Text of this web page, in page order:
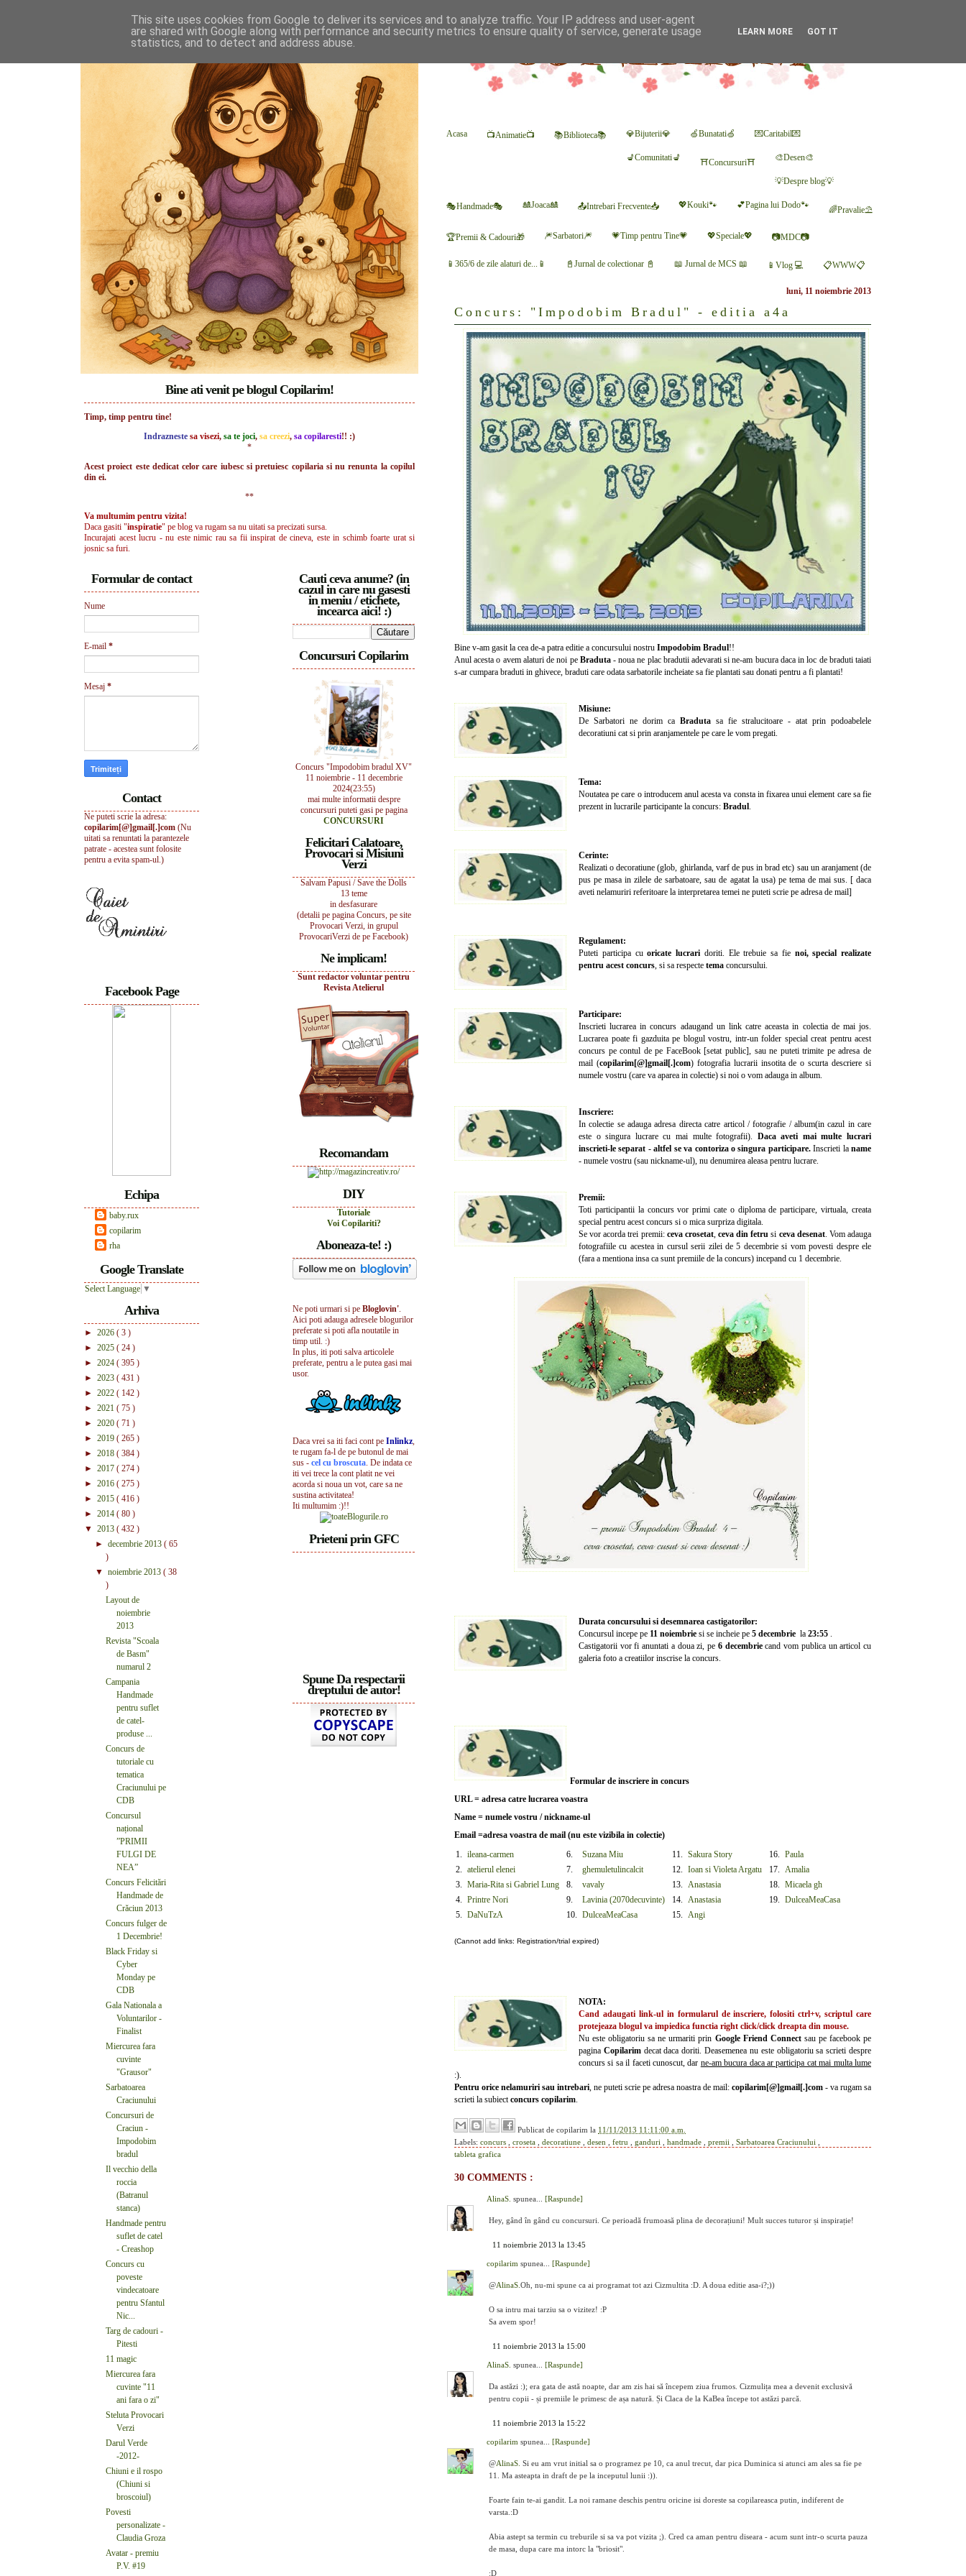
Acasa 📺Animatie📺 📚Biblioteca📚 💎Bijuterii💎 🍏Bunatati🍏 💌Caritabil💌
💺Comunitati💺 ⛩Concursuri⛩ 🎨Desen🎨
💡Despre blog💡
🎭Handmade🎭 🎎Joaca🎎 📤Intrebari Frecvente📥 💖Kouki🐾 💕Pagina lui Dodo🐾 🌈Pravalie⛱
🏆Premii & Cadouri🎁 🎆Sarbatori🎆 💗Timp pentru Tine💗 💖Speciale💖 📷MDC📷
📱365/6 de zile alaturi de...📱 📓Jurnal de colectionar 📓 📖 Jurnal de MCS 📖 📱Vlog 💻 📋WWW📋
luni, 11 noiembrie 2013
Concurs: "Impodobim Bradul" - editia a4a
Bine v-am gasit la cea de-a patra editie a concursului nostru Impodobim Bradul!!
Anul acesta o avem alaturi de noi pe Braduta- noua ne plac bradutii adevarati si ne-am bucura daca in loc de braduti taiati
s-ar cumpara braduti in ghivece, braduti care odata sarbatorile incheiate sa fie plantati sau donati pentru a fi plantati!
Misiune:
De Sarbatori ne dorim ca Braduta sa fie stralucitoare - atat prin podoabelele
decoratiuni cat si prin aranjamentele pe care le vom pregati.
Tema:
Noutatea pe care o introducem anul acesta va consta in fixarea unui element care sa fie
prezent in lucrarile participante la concurs: Bradul.
Cerinte:
Realizati o decoratiune (glob, ghirlanda, varf de pus in brad etc) sau un aranjament (de
pus pe masa in zilele de sarbatoare, sau de agatat la usa) pe tema de mai sus. [ daca
aveti nelamuriri referitoare la interpretarea temei ne puteti scrie pe adresa de mail]
Regulament:
Puteti participa cuoricate lucrari doriti. Ele trebuie sa fie noi, special realizate
pentru acest concurs, si sa respecte tema concursului.
Participare:
Inscrieti lucrarea in concurs adaugand un link catre aceasta in colectia de mai jos.
Lucrarea poate fi gazduita pe blogul vostru, intr-un folder special creat pentru acest
concurs pe contul de pe FaceBook [setat public], sau ne puteti trimite pe adresa de
mail (copilarim[@]gmail[.]com) fotografia lucrarii insotita de o scurta descriere si
numele vostru (care va aparea in colectie) si noi o vom adauga in album.
Inscriere:
In colectie se adauga adresa directa catre articol / fotografie / album(in cazul in care
este o singura lucrare cu mai multe fotografii). Daca aveti mai multe lucrari
inscrieti-le separat - altfel se va contoriza o singura participare.Inscrieti laname
- numele vostru (sau nickname-ul), nu denumirea aleasa pentru lucrare.
Premii:
Toti participantii la concurs vor primi cate o diploma de participare, virtuala, creata
special pentru acest concurs si o mica surpriza digitala.
Se vor acorda trei premii: ceva crosetat,ceva din fetru si ceva desenat. Vom adauga
fotografiile cu acestea in cursul serii zilei de 5 decembrie si vom povesti despre ele
(fara a mentiona insa ca sunt premiile de la concurs) incepand cu 1 decembrie.
Durata concursului si desemnarea castigatorilor:
Concursul incepe pe 11 noiembrie si se incheie pe 5 decembrie la 23:55 .
Castigatorii vor fi anuntati a doua zi, pe 6 decembriecand vom publica un articol cu
galeria foto a creatiilor inscrise la concurs.
Formular de inscriere in concurs
URL = adresa catre lucrarea voastra
Name = numele vostru / nickname-ul
Email =adresa voastra de mail (nu este vizibila in colectie)
1. ileana-carmen 6. Suzana Miu 11. Sakura Story 16. Paula
2. atelierul elenei 7. ghemuletulincalcit 12. Ioan si Violeta Argatu 17. Amalia
3. Maria-Rita si Gabriel Lung 8. vavaly 13. Anastasia 18. Micaela gh
4. Printre Nori 9. Lavinia (2070decuvinte) 14. Anastasia 19. DulceaMeaCasa
5. DaNuTzA 10. DulceaMeaCasa 15. Angi
(Cannot add links: Registration/trial expired)
NOTA:
Cand adaugati link-ul in formularul de inscriere, folositictrl+v, scriptul care
protejeaza blogul va impiedica functia right click/click dreapta din mouse.
Nu este obligatoriu sa ne urmariti prin Google Friend Connect sau pe facebook pe
pagina Copilarimdecat daca doriti. Deasemenea nu este obligatoriu sa scrieti despre
concurs si sa il faceti cunoscut, dar ne-am bucura daca ar participa cat mai multa lume
:).
Pentru orice nelamuriri sau intrebari, ne puteti scrie pe adresa noastra de mail: copilarim[@]gmail[.]com - va rugam sa
scrieti la subiectconcurs copilarim.
Publicat de copilarim la 11/11/2013 11:11:00 a.m.
Labels: concurs croseta decoratiune desen fetru ganduri handmade premii Sarbatoarea Craciunului
tableta grafica
30 COMMENTS :
AlinaS. spunea... [Raspunde]
Hey, gând în gând cu concursuri. Ce perioadă frumoasă plina de decorațiuni! Mult succes tuturor și inspirație!
11 noiembrie 2013 la 13:45
copilarim spunea... [Raspunde]
@AlinaS. Oh, nu-mi spune ca ai programat tot azi Cizmultita :D. A doua editie asa-i?;))
O sa intru mai tarziu sa o vizitez! :P
Sa avem spor!
11 noiembrie 2013 la 15:00
AlinaS. spunea... [Raspunde]
Da astăzi :); era gata de astă noapte, dar am zis hai să începem ziua frumos. Cizmulița mea a devenit exclusivă
pentru copii - și premiile le primesc de așa natură. Și Claca de la KaBea începe tot astăzi parcă.
11 noiembrie 2013 la 15:22
copilarim spunea... [Raspunde]
@AlinaS. Si eu am vrut initial sa o programez pe 10, ca anul trecut, dar pica Duminica si atunci am ales sa fie pe
11. Ma asteapta in draft de pe la inceputul lunii :)).
Foarte fain te-ai gandit. La noi ramane deschis pentru oricine isi doreste sa copilareasca putin, indiferent de
varsta.:D
Abia astept sa termin cu treburile si sa va pot vizita ;). Cred ca aman pentru diseara - acum sunt intr-o scurta pauza
de masa, dupa care ma intorc la "briosit".
:D
Bine ati venit pe blogul Copilarim!
Timp, timp pentru tine!
Indrazneste sa visezi, sa te joci, sa creezi, sa copilaresti!! :)
*
Acest proiect este dedicat celor care iubesc si pretuiesc copilaria si nu renunta la copilul
din ei.
**
Va multumim pentru vizita!
Daca gasiti "inspiratie" pe blog va rugam sa nu uitati sa precizati sursa.
Incurajati acest lucru - nu este nimic rau sa fii inspirat de cineva, este in schimb foarte urat si
josnic sa furi.
Cauti ceva anume? (in
cazul in care nu gasesti
in meniu / etichete,
incearca aici! :)
Concursuri Copilarim
Concurs "Impodobim bradul XV"
11 noiembrie - 11 decembrie
2024(23:55)
mai multe informatii despre
concursuri puteti gasi pe pagina
CONCURSURI
Felicitari Calatoare,
Provocari si Misiuni
Verzi
Salvam Papusi / Save the Dolls
13 teme
in desfasurare
(detalii pe pagina Concurs, pe site
Provocari Verzi, in grupul
ProvocariVerzi de pe Facebook)
Ne implicam!
Sunt redactor voluntar pentru
Revista Atelierul
Recomandam
DIY
Tutoriale
Voi Copilariti?
Aboneaza-te! :)
Ne poti urmari si pe Bloglovin'.
Aici poti adauga adresele blogurilor
preferate si poti afla noutatile in
timp util. :)
In plus, iti poti salva articolele
preferate, pentru a le putea gasi mai
usor.
Daca vrei sa iti faci cont pe Inlinkz,
te rugam fa-l de pe butonul de mai
sus - cel cu broscuta. De indata ce
iti vei trece la cont platit ne vei
acorda si noua un vot, care sa ne
sustina activitatea!
Iti multumim :)!!
Prieteni prin GFC
Spune Da respectarii
dreptului de autor!
Formular de contact
Nume
E-mail *
Mesaj *
Contact
Ne puteti scrie la adresa:
copilarim[@]gmail[.]com (Nu
uitati sa renuntati la parantezele
patrate - acestea sunt folosite
pentru a evita spam-ul.)
Facebook Page
Echipa
baby.rux
copilarim
rha
Google Translate
Select Language ▼
Arhiva
► 2026 ( 3 )
► 2025 ( 24 )
► 2024 ( 395 )
► 2023 ( 431 )
► 2022 ( 142 )
► 2021 ( 75 )
► 2020 ( 71 )
► 2019 ( 265 )
► 2018 ( 384 )
► 2017 ( 274 )
► 2016 ( 275 )
► 2015 ( 416 )
► 2014 ( 80 )
▼ 2013 ( 432 )
► decembrie 2013 ( 65
)
▼ noiembrie 2013 ( 38
)
Layout de
noiembrie
2013
Revista "Scoala
de Basm"
numarul 2
Campania
Handmade
pentru suflet
de catel-
produse ...
Concurs de
tutoriale cu
tematica
Craciunului pe
CDB
Concursul
național
”PRIMII
FULGI DE
NEA”
Concurs Felicitări
Handmade de
Crăciun 2013
Concurs fulger de
1 Decembrie!
Black Friday si
Cyber
Monday pe
CDB
Gala Nationala a
Voluntarilor -
Finalist
Miercurea fara
cuvinte
"Grausor"
Sarbatoarea
Craciunului
Concursuri de
Craciun -
Impodobim
bradul
Il vecchio della
roccia
(Batranul
stanca)
Handmade pentru
suflet de catel
- Creashop
Concurs cu
poveste
vindecatoare
pentru Sfantul
Nic...
Targ de cadouri -
Pitesti
11 magic
Miercurea fara
cuvinte "11
ani fara o zi"
Steluta Provocari
Verzi
Darul Verde
-2012-
Chiuni e il rospo
(Chiuni si
broscoiul)
Povesti
personalizate -
Claudia Groza
Avatar - premiu
P.V. #19
This site uses cookies from Google to deliver its services and to analyze traffic. Your IP address and user-agent
are shared with Google along with performance and security metrics to ensure quality of service, generate usage
statistics, and to detect and address abuse.
LEARN MORE GOT IT